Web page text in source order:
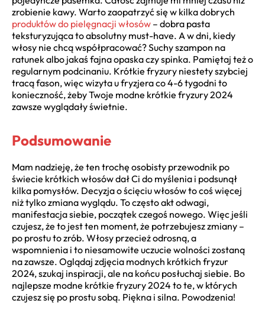
zrobienie kawy. Warto zaopatrzyć się w kilka dobrych
produktów do pielęgnacji włosów – dobra pasta
teksturyzująca to absolutny must-have. A w dni, kiedy
włosy nie chcą współpracować? Suchy szampon na
ratunek albo jakaś fajna opaska czy spinka. Pamiętaj też o
regularnym podcinaniu. Krótkie fryzury niestety szybciej
tracą fason, więc wizyta u fryzjera co 4-6 tygodni to
konieczność, żeby Twoje modne krótkie fryzury 2024
zawsze wyglądały świetnie.
Podsumowanie
Mam nadzieję, że ten trochę osobisty przewodnik po
świecie krótkich włosów dał Ci do myślenia i podsunął
kilka pomysłów. Decyzja o ścięciu włosów to coś więcej
niż tylko zmiana wyglądu. To często akt odwagi,
manifestacja siebie, początek czegoś nowego. Więc jeśli
czujesz, że to jest ten moment, że potrzebujesz zmiany –
po prostu to zrób. Włosy przecież odrosną, a
wspomnienia i to niesamowite uczucie wolności zostaną
na zawsze. Oglądaj zdjęcia modnych krótkich fryzur
2024, szukaj inspiracji, ale na końcu posłuchaj siebie. Bo
najlepsze modne krótkie fryzury 2024 to te, w których
czujesz się po prostu sobą. Piękna i silna. Powodzenia!